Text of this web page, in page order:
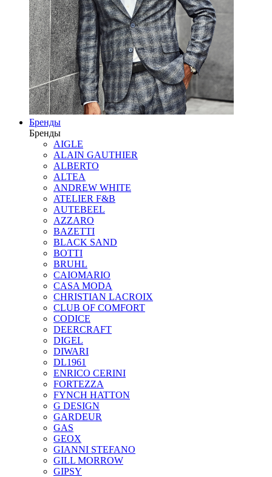
Бренды
Бренды
AIGLE
ALAIN GAUTHIER
ALBERTO
ALTEA
ANDREW WHITE
ATELIER F&B
AUTEBEEL
AZZARO
BAZETTI
BLACK SAND
BOTTI
BRUHL
CAIOMARIO
CASA MODA
CHRISTIAN LACROIX
CLUB OF COMFORT
CODICE
DEERCRAFT
DIGEL
DIWARI
DL1961
ENRICO CERINI
FORTEZZA
FYNCH HATTON
G DESIGN
GARDEUR
GAS
GEOX
GIANNI STEFANO
GILL MORROW
GIPSY